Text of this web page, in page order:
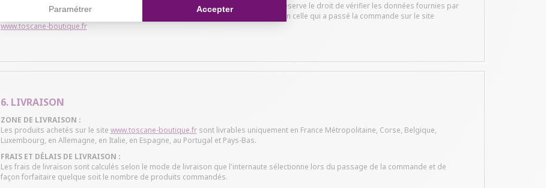
Paramétrer Accepter
Afin d'éviter toute utilisation frauduleuse des cartes bancaires, Armand Thiery se réserve le droit de vérifier les données fournies par
le client et de s'assurer que la personne dont le compte bancaire est débité est bien celle qui a passé la commande sur le site
www.toscane-boutique.fr
6. LIVRAISON
ZONE DE LIVRAISON :
Les produits achetés sur le site www.toscane-boutique.frsont livrables uniquement en France Métropolitaine, Corse, Belgique,
Luxembourg, en Allemagne, en Italie, en Espagne, au Portugal et Pays-Bas.
FRAIS ET DÉLAIS DE LIVRAISON :
Les frais de livraison sont calculés selon le mode de livraison que l'internaute sélectionne lors du passage de la commande et de
façon forfaitaire quelque soit le nombre de produits commandés.